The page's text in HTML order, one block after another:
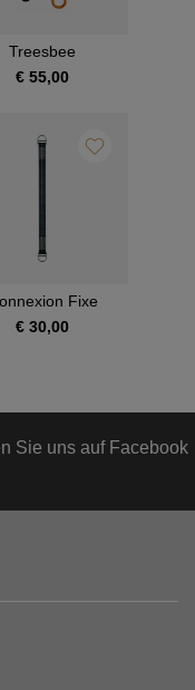
Treesbee
€ 55,00
Fixe
€ 30,00
Sie uns auf Facebook